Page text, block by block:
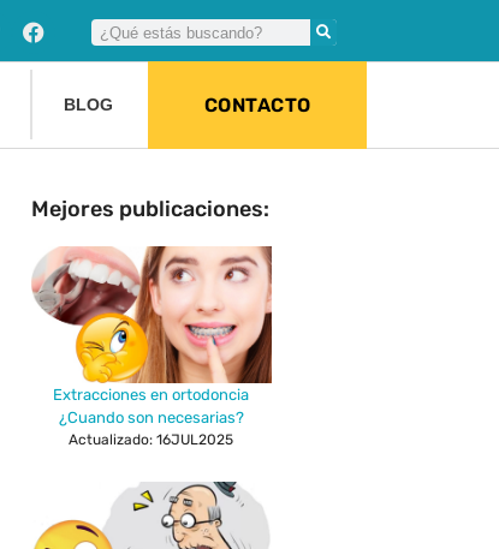
BLOG CONTACTO
Mejores publicaciones:
Extracciones en ortodoncia
¿Cuando son necesarias?
Actualizado: 16JUL2025